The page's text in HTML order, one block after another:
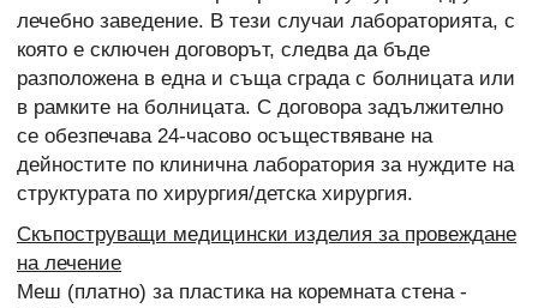
лечебно заведение. В тези случаи лабораторията, с
която е сключен договорът, следва да бъде
разположена в една и съща сграда с болницата или
в рамките на болницата. С договора задължително
се обезпечава 24-часово осъществяване на
дейностите по клинична лаборатория за нуждите на
структурата по хирургия/детска хирургия.
Скъпоструващи медицински изделия за провеждане
на лечение
Меш (платно) за пластика на коремната стена -